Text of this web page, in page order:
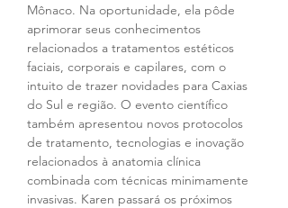
Mônaco. Na oportunidade, ela pôde
aprimorar seus conhecimentos
relacionados a tratamentos estéticos
faciais, corporais e capilares, com o
intuito de trazer novidades para Caxias
do Sul e região. O evento científico
também apresentou novos protocolos
de tratamento, tecnologias e inovação
relacionados à anatomia clínica
combinada com técnicas minimamente
invasivas. Karen passará os próximos